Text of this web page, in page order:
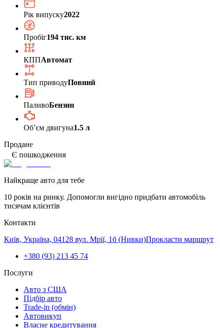
Рік випуску2022
Пробіг194 тис. км
КППАвтомат
Тип приводуПовний
ПаливоБензин
Обʼєм двигуна1.5 л
Продане
Є пошкодження
Найкраще авто для тебе
10 років на ринку. Допомогли вигідно придбати автомобіль
тисячам клієнтів
Контакти
Київ, Україна, 04128 вул. Мрії, 1б (Нивки)Прокласти маршрут
+380 (93) 213 45 74
Послуги
Авто з США
Підбір авто
Trade-in (обмін)
Автовикуп
Власне кредитування